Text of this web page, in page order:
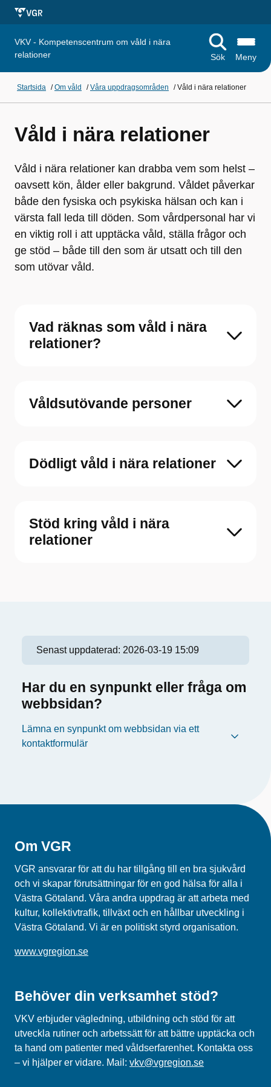
VKV - Kompetenscentrum om våld i nära
relationer
Sök Meny
Startsida /Om våld /Våra uppdragsområden /Våld i nära relationer
Våld i nära relationer
Våld i nära relationer kan drabba vem som helst –
oavsett kön, ålder eller bakgrund. Våldet påverkar
både den fysiska och psykiska hälsan och kan i
värsta fall leda till döden. Som vårdpersonal har vi
en viktig roll i att upptäcka våld, ställa frågor och
ge stöd – både till den som är utsatt och till den
som utövar våld.
Vad räknas som våld i nära
relationer?
Våldsutövande personer
Dödligt våld i nära relationer
Stöd kring våld i nära
relationer
Senast uppdaterad: 2026-03-19 15:09
Har du en synpunkt eller fråga om
webbsidan?
Lämna en synpunkt om webbsidan via ett
kontaktformulär
Om VGR
VGR ansvarar för att du har tillgång till en bra sjukvård
och vi skapar förutsättningar för en god hälsa för alla i
Västra Götaland. Våra andra uppdrag är att arbeta med
kultur, kollektivtrafik, tillväxt och en hållbar utveckling i
Västra Götaland. Vi är en politiskt styrd organisation.
www.vgregion.se
Behöver din verksamhet stöd?
VKV erbjuder vägledning, utbildning och stöd för att
utveckla rutiner och arbetssättför att bättre upptäcka och
ta hand om patienter med våldserfarenhet. Kontakta oss
– vi hjälper er vidare. Mail : vkv@vgregion.se